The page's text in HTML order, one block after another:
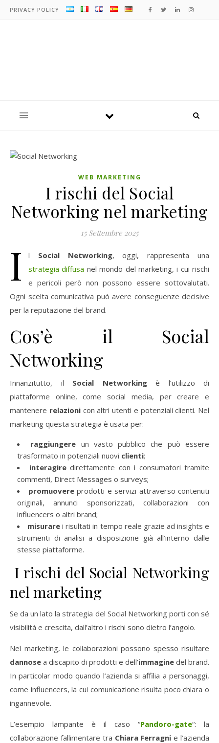
PRIVACY POLICY
WEB MARKETING
I rischi del Social
Networking nel marketing
15 Settembre 2025
I l Social Networking, oggi, rappresenta una
strategia diffusa nel mondo del marketing, i cui rischi
e pericoli però non possono essere sottovalutati.
Ogni scelta comunicativa può avere conseguenze decisive
per la reputazione del brand.
Cos’è il Social
Networking
Innanzitutto, il Social Networkingè l’utilizzo di
piattaforme online, come social media, per creare e
mantenere relazionicon altri utenti e potenziali clienti. Nel
marketing questa strategia è usata per:
raggiungere un vasto pubblico che può essere
trasformato in potenziali nuovi clienti;
interagiredirettamente con i consumatori tramite
commenti, Direct Messages o surveys;
promuovereprodotti e servizi attraverso contenuti
originali, annunci sponsorizzati, collaborazioni con
influencers o altri brand;
misurare i risultati in tempo reale grazie ad insights e
strumenti di analisi a disposizione già all’interno dalle
stesse piattaforme.
I rischi del Social Networking
nel marketing
Se da un lato la strategia del Social Networking porti con sé
visibilità e crescita, dall’altro i rischi sono dietro l’angolo.
Nel marketing, le collaborazioni possono spesso risultare
dannose a discapito di prodotti e dell’immagine del brand.
In particolar modo quando l’azienda si affilia a personaggi,
come influencers, la cui comunicazione risulta poco chiara o
ingannevole.
L’esempio lampante è il caso “Pandoro-gate“: la
collaborazione fallimentare tra Chiara Ferragnie l’azienda